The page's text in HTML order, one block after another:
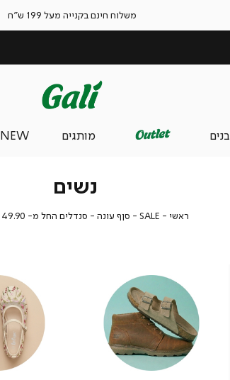
משלוח חינם בקנייה מעל 199 ש"ח
בנים מותגים NEW
נשים
ראשי ראשי
SALE
SALE
סןף עונה - סנדלים החל מ- 49.90 ₪